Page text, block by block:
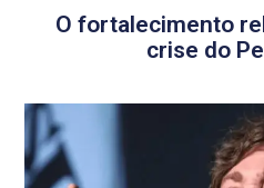
O fortalecimento
crise do